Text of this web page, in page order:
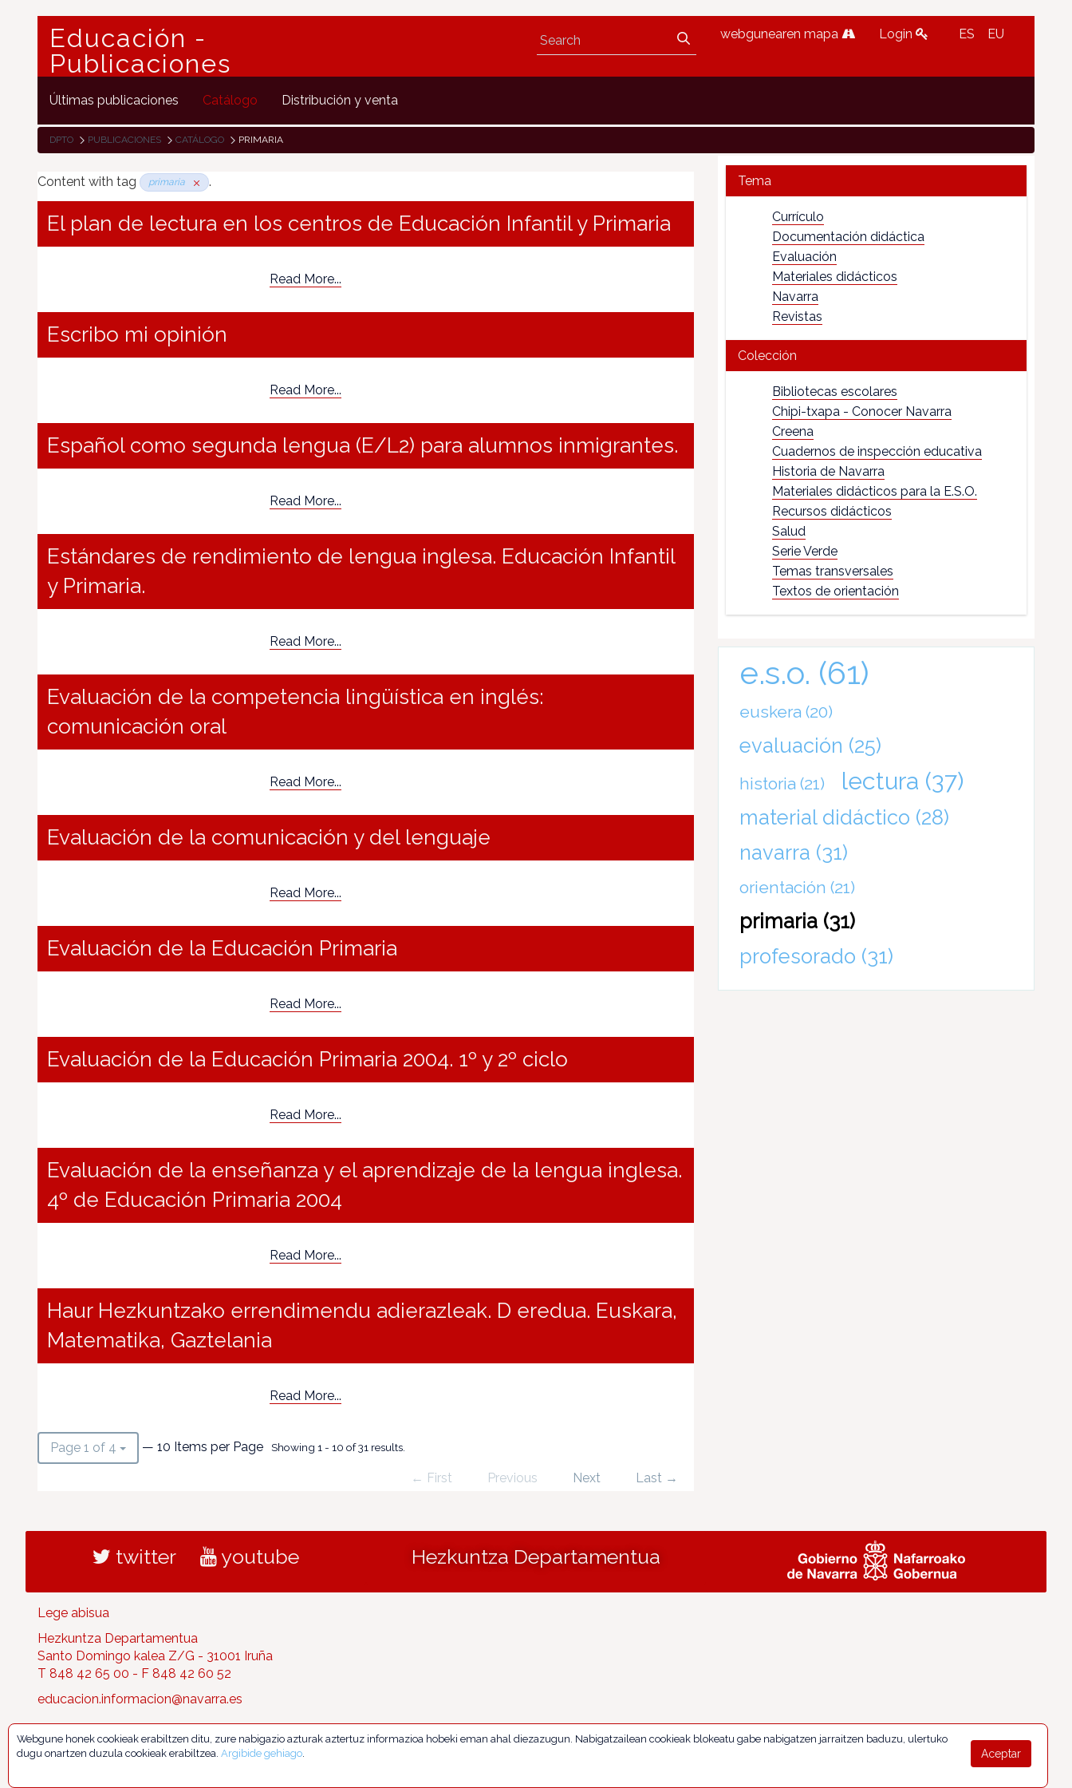
Educación -
Publicaciones
webgunearen mapa Login ES EU
Últimas publicaciones Catálogo Distribución y venta
DPTO PUBLICACIONES CATÁLOGO PRIMARIA
Content with tag primaria .
El plan de lectura en los centros de Educación Infantil y Primaria
Read More...
Escribo mi opinión
Read More...
Español como segunda lengua (E/L2) para alumnos inmigrantes.
Read More...
Estándares de rendimiento de lengua inglesa. Educación Infantil
y Primaria.
Read More...
Evaluación de la competencia lingüística en inglés:
comunicación oral
Read More...
Evaluación de la comunicación y del lenguaje
Read More...
Evaluación de la Educación Primaria
Read More...
Evaluación de la Educación Primaria 2004. 1º y 2º ciclo
Read More...
Evaluación de la enseñanza y el aprendizaje de la lengua inglesa.
4º de Educación Primaria 2004
Read More...
Haur Hezkuntzako errendimendu adierazleak. D eredua. Euskara,
Matematika, Gaztelania
Read More...
Page 1 of 4 — 10 Items per Page Showing 1 - 10 of 31 results.
← First Previous Next Last →
Tema
Currículo
Documentación didáctica
Evaluación
Materiales didácticos
Navarra
Revistas
Colección
Bibliotecas escolares
Chipi-txapa - Conocer Navarra
Creena
Cuadernos de inspección educativa
Historia de Navarra
Materiales didácticos para la E.S.O.
Recursos didácticos
Salud
Serie Verde
Temas transversales
Textos de orientación
e.s.o. (61)
euskera (20)
evaluación (25)
historia (21) lectura (37)
material didáctico (28)
navarra (31)
orientación (21)
primaria (31)
profesorado (31)
twitter youtube Hezkuntza Departamentua
Lege abisua
Hezkuntza Departamentua
Santo Domingo kalea Z/G - 31001 Iruña
T 848 42 65 00 - F 848 42 60 52
educacion.informacion@navarra.es
Aceptar
Webgune honek cookieak erabiltzen ditu, zure nabigazio azturak aztertuz informazioa hobeki eman ahal diezazugun. Nabigatzailean cookieak blokeatu gabe nabigatzen jarraitzen baduzu, ulertuko
dugu onartzen duzula cookieak erabiltzea. Argibide gehiago.